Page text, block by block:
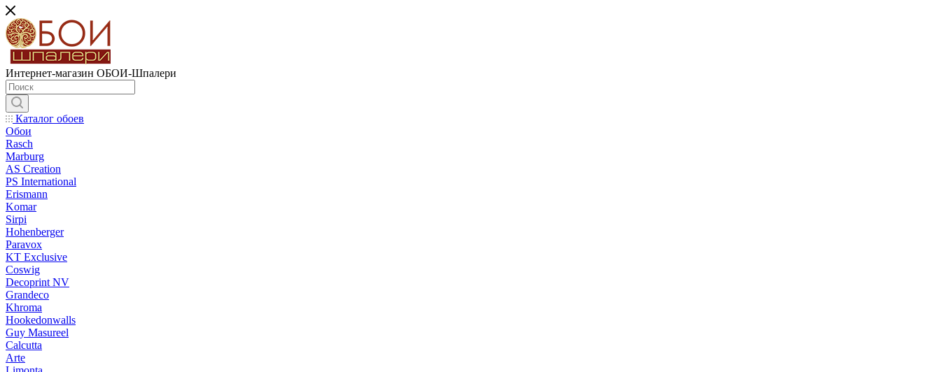
Интернет-магазин ОБОИ-Шпалери
Каталог обоев
Обои
Rasch
Marburg
AS Creation
PS International
Erismann
Komar
Sirpi
Hohenberger
Paravox
KT Exclusive
Coswig
Decoprint NV
Grandeco
Khroma
Hookedonwalls
Guy Masureel
Calcutta
Arte